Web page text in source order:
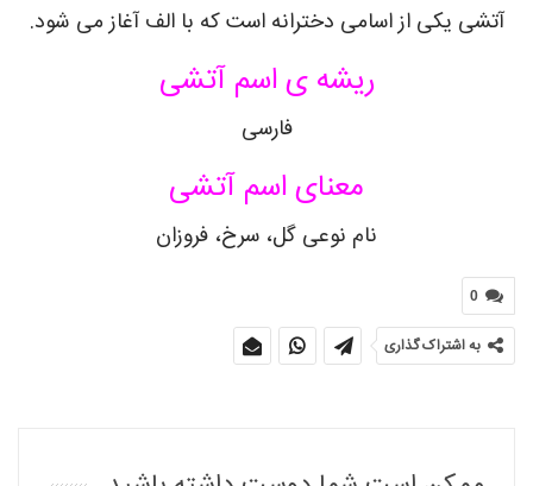
آتشی یکی از اسامی دخترانه است که با الف آغاز می شود.
ریشه ی اسم آتشی
فارسی
معنای اسم آتشی
نام نوعی گل، سرخ، فروزان
0
به اشتراک گذاری